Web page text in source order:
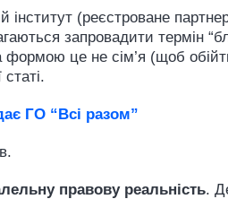
інститут (реєстроване
запровадити термін
формою це не сім’я (щоб
ГО “Всі разом”
правову реальність.